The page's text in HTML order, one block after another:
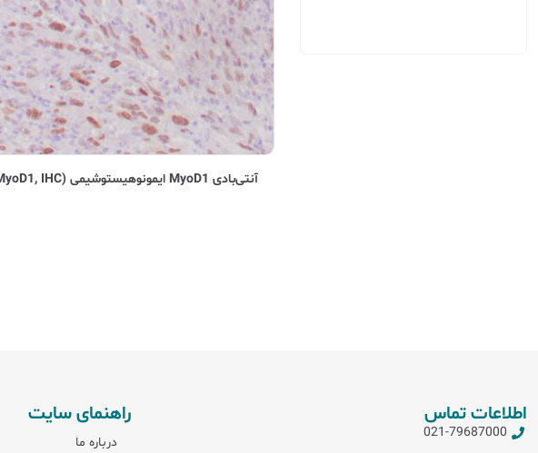
آنتی‌بادی MyoD1 ایمونوهیستوشیمی (MyoD1, IHC)
اطلاعات تماس
021-79687000
راهنمای سایت
درباره ما